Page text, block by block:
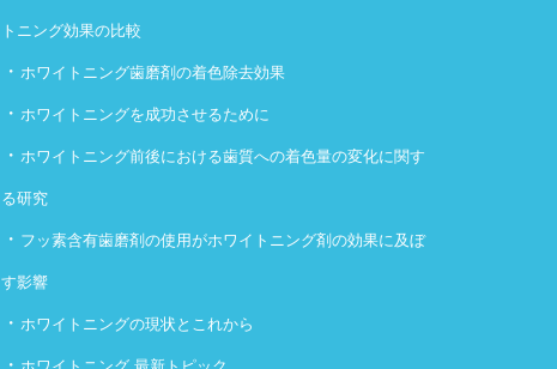
トニング効果の比較
・ ホワイトニング歯磨剤の着色除去効果
・ ホワイトニングを成功させるために
・ ホワイトニング前後における歯質への着色量の変化に関す
る研究
・ フッ素含有歯磨剤の使用がホワイトニング剤の効果に及ぼ
す影響
・ ホワイトニングの現状とこれから